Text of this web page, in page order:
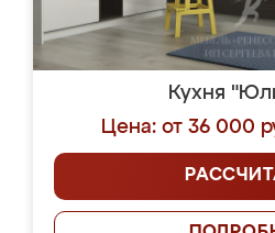
Кухня
Цена: от 36 000